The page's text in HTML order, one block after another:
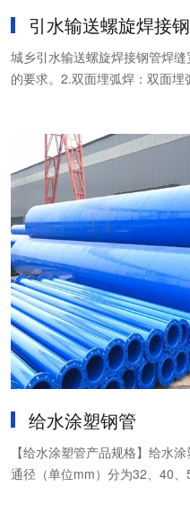
引水输送螺旋焊接
城乡引水输送螺旋焊接钢管焊
的要求。2.双面埋弧焊：双面埋
给水涂塑钢管
【给水涂塑管产品规格】给水
通径（单位mm）分为32、40、